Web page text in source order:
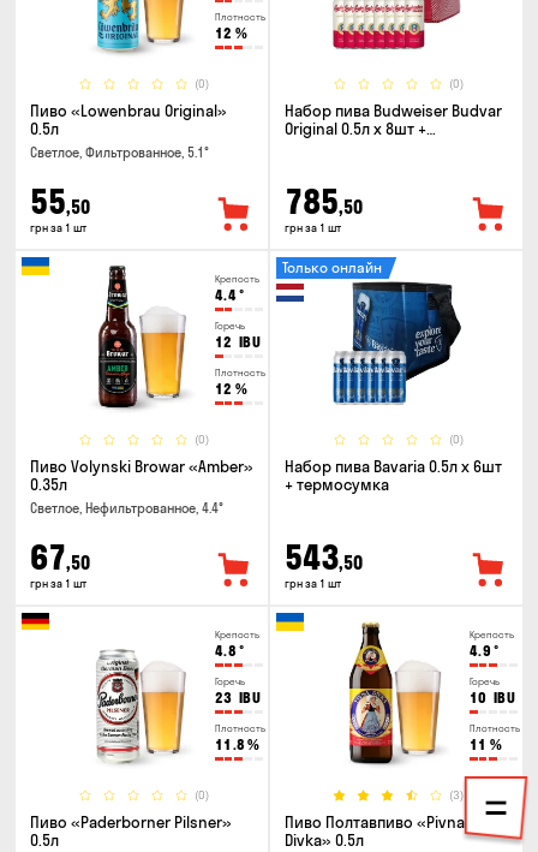
Плотность
12 %
(0)
Пиво «Lowenbrau Original»
0.5л
Светлое, Фильтрованное, 5.1°
55,50
грн за 1 шт
(0)
Набор пива Budweiser Budvar
Original 0.5л x 8шт +
785,50
грн за 1 шт
Крепость
4.4°
Горечь
12 IBU
Плотность
12 %
(0)
Пиво Volynski Browar «Amber»
0.35л
Светлое, Нефильтрованное, 4.4°
67,50
грн за 1 шт
(0)
Только онлайн
Набор пива Bavaria 0.5л х 6шт
+ термосумка
543,50
грн за 1 шт
Крепость
4.8 °
Горечь
23 IBU
Плотность
11.8 %
(0)
Пиво «Paderborner Pilsner»
0.5л
Крепость
4.9 °
Горечь
10 IBU
Плотность
11 %
(3)
Пиво Полтавпиво «Pivna
Divka» 0.5л